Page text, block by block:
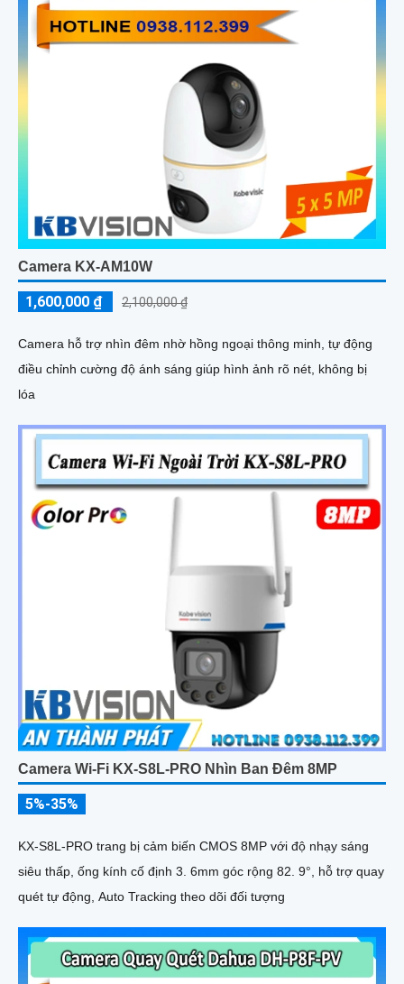
Camera KX-AM10W
1,600,000 ₫ 2,100,000 ₫
Camera hỗ trợ nhìn đêm nhờ hồng ngoại thông minh, tự động
điều chỉnh cường độ ánh sáng giúp hình ảnh rõ nét, không bị
lóa
Camera Wi-Fi KX-S8L-PRO Nhìn Ban Đêm 8MP
5%-35%
KX-S8L-PRO trang bị cảm biến CMOS 8MP với độ nhạy sáng
siêu thấp, ống kính cố định 3. 6mm góc rộng 82. 9°, hỗ trợ quay
quét tự động, Auto Tracking theo dõi đối tượng